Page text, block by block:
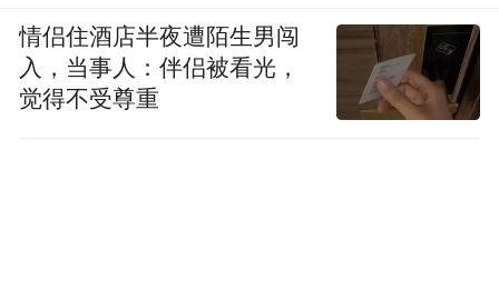
情侣住酒店半夜遭陌生男闯
入，当事人：伴侣被看光，
觉得不受尊重